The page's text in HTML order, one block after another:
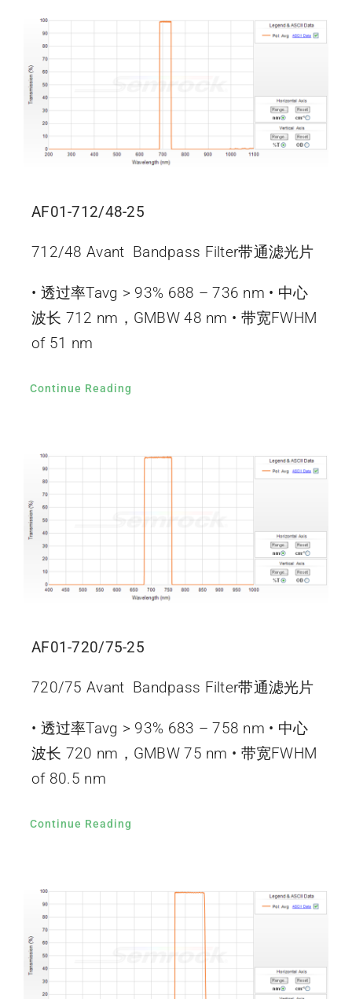
AF01-712/48-25
712/48 Avant Bandpass Filter带通滤光片
• 透过率Tavg > 93% 688 – 736 nm • 中心
波长 712 nm，GMBW 48 nm • 带宽FWHM
of 51 nm
Continue Reading
AF01-720/75-25
720/75 Avant Bandpass Filter带通滤光片
• 透过率Tavg > 93% 683 – 758 nm • 中心
波长 720 nm，GMBW 75 nm • 带宽FWHM
of 80.5 nm
Continue Reading